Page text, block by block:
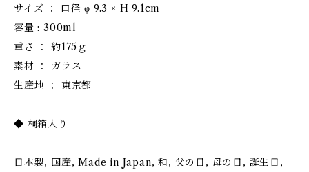
サイズ ： 口径 φ 9.3 × H 9.1cm
容量 : 300ml
重さ ： 約175ｇ
素材 ： ガラス
生産地 ： 東京都
◆ 桐箱入り
日本製, 国産, Made in Japan, 和, 父の日, 母の日, 誕生日,